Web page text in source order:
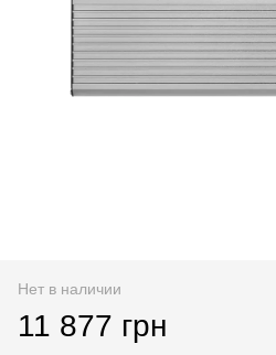
Нет в наличии
11 877 грн